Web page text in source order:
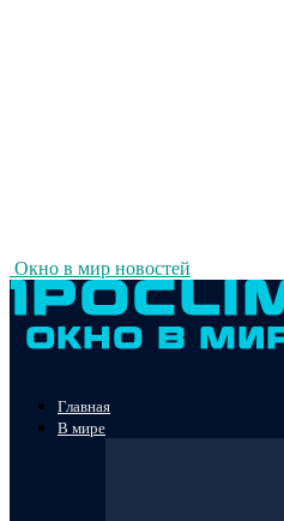
Окно в мир новостей
Главная
В мире